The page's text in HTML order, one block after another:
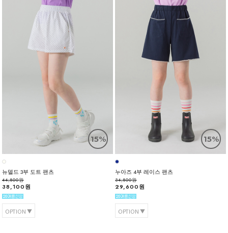
15%
뉴델드 3부 도트 팬츠
44,800원
38,100원
OPTION
15%
누아즈 4부 레이스 팬츠
34,800원
29,600원
OPTION